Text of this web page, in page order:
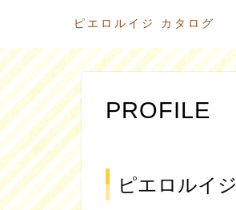
ピエロルイジ カタログ
PROFILE
ピエロルイジ